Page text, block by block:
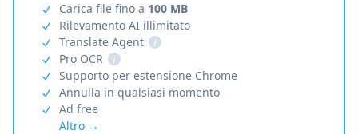
Carica file fino a 100 MB
Rilevamento AI illimitato
Translate Agent
i
Pro OCR
i
Supporto per estensione Chrome
Annulla in qualsiasi momento
Ad free
Altro →